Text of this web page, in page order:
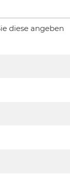
diese angeben